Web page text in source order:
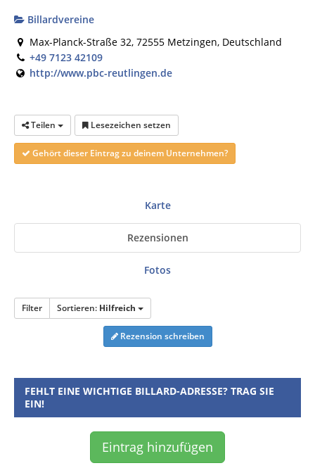
Billardvereine
Max-Planck-Straße 32, 72555 Metzingen, Deutschland
+49 7123 42109
http://www.pbc-reutlingen.de
Teilen Lesezeichen setzen
Gehört dieser Eintrag zu deinem Unternehmen?
Karte
Rezensionen
Fotos
Filter Sortieren: Hilfreich
Rezension schreiben
FEHLT EINE WICHTIGE BILLARD-ADRESSE? TRAG SIE
EIN!
Eintrag hinzufügen